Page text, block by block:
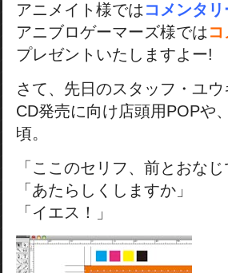
アニメイト様では コメンタ
アニブロゲーマーズ様では
プレゼントいたしますよー!
さて、先日のスタッフ・ユ
CD発売に向け店頭用POPや
頃。
「ここのセリフ、前とおなじ
「あたらしくしますか」
「イエス！」